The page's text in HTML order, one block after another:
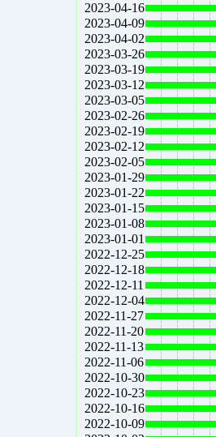
2023-04-16
2023-04-09
2023-04-02
2023-03-26
2023-03-19
2023-03-12
2023-03-05
2023-02-26
2023-02-19
2023-02-12
2023-02-05
2023-01-29
2023-01-22
2023-01-15
2023-01-08
2023-01-01
2022-12-25
2022-12-18
2022-12-11
2022-12-04
2022-11-27
2022-11-20
2022-11-13
2022-11-06
2022-10-30
2022-10-23
2022-10-16
2022-10-09